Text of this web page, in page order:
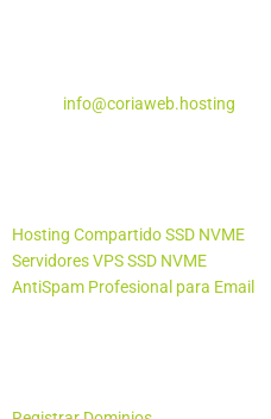
info@coriaweb.hosting
Hosting Compartido SSD NVME
Servidores VPS SSD NVME
AntiSpam Profesional para Email